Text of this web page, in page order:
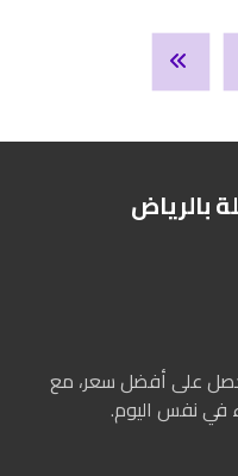
بالرياض
على أفضل سعر، مع
في نفس اليوم.